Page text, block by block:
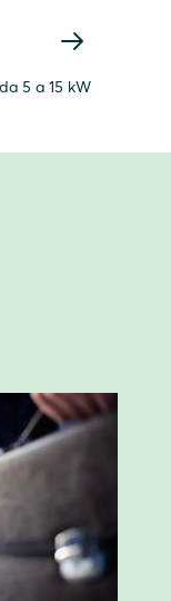
5 a 15 kW